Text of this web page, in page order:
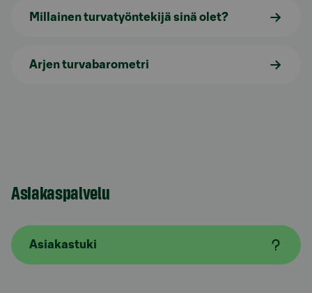
Millainen turvatyöntekijä sinä olet?
Arjen turvabarometri
Asiakaspalvelu
Asiakastuki